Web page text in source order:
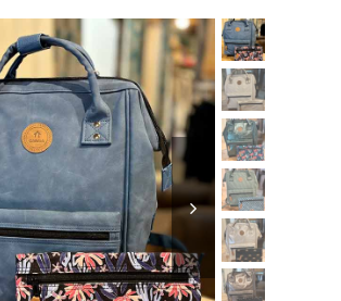
ACCESSOIRES
CABAIA
CHAUSSURES
CHEMISES & BLOUSES
ENSEMBLE COSTUME
JEANS